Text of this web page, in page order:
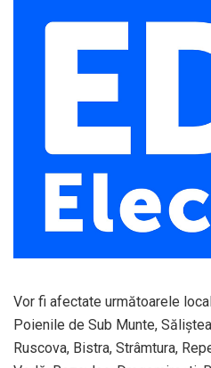
Vor fi afectate următoarele
Poienile de Sub Munte,
Ruscova, Bistra, Strâmtura,